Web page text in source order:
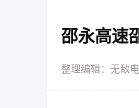
邵永高速
整理编辑：无敌